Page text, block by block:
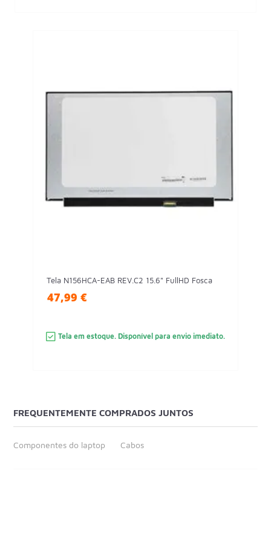
Tela N156HCA-EAB REV.C2 15.6" FullHD Fosca
47,99 €
Tela em estoque. Disponível para envio imediato.
FREQUENTEMENTE COMPRADOS JUNTOS
Componentes do laptop Cabos